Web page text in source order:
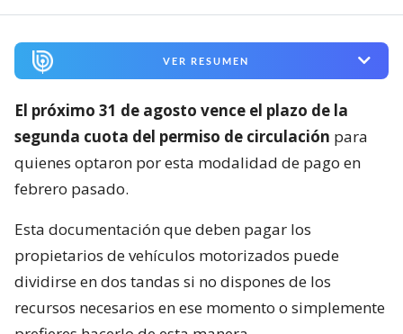
VER RESUMEN
El próximo 31 de agosto vence el plazo de la
segunda cuota del permiso de circulación para
quienes optaron por esta modalidad de pago en
febrero pasado.
Esta documentación que deben pagar los
propietarios de vehículos motorizados puede
dividirse en dos tandas si no dispones de los
recursos necesarios en ese momento o simplemente